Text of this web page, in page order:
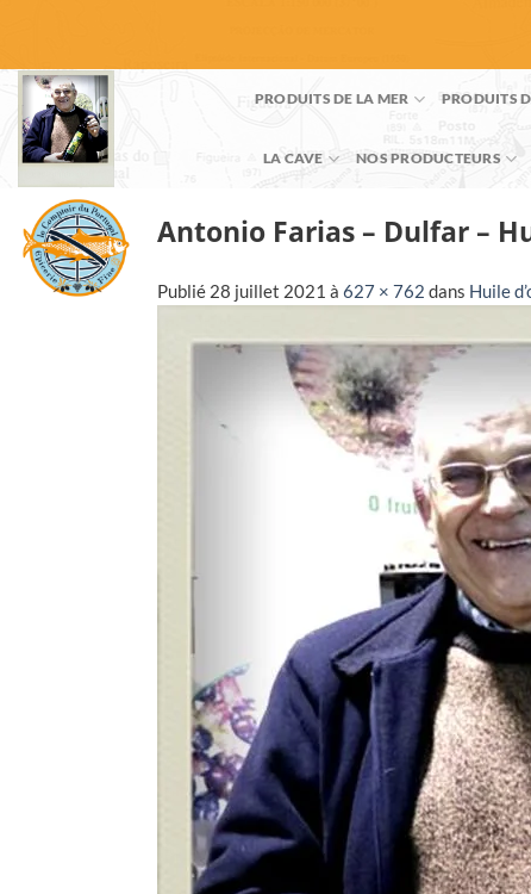
contenu
PRODUITS DE LA MER PRODUITS
LA CAVE NOS PRODUCTEURS
Antonio Farias – Dulfar –
Publié 28 juillet 2021 à 627 × 762 dans Huile